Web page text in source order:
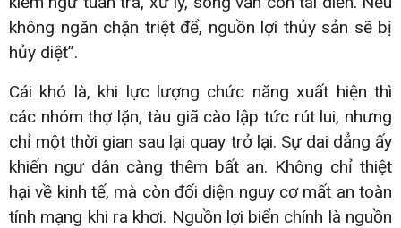
không ngăn chặn triệt để, nguồn lợi thủy sản sẽ bị
hủy diệt”.
Cái khó là, khi lực lượng chức năng xuất hiện thì
các nhóm thợ lặn, tàu giã cào lập tức rút lui, nhưng
chỉ một thời gian sau lại quay trở lại. Sự dai dẳng ấy
khiến ngư dân càng thêm bất an. Không chỉ thiệt
hại về kinh tế, mà còn đối diện nguy cơ mất an toàn
tính mạng khi ra khơi. Nguồn lợi biển chính là nguồn